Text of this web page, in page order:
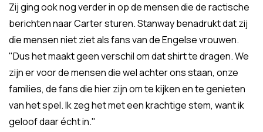
Zij ging ook nog verder in op de mensen die de ractische
berichten naar Carter sturen. Stanway benadrukt dat zij
die mensen niet ziet als fans van de Engelse vrouwen.
"Dus het maakt geen verschil om dat shirt te dragen. We
zijn er voor de mensen die wel achter ons staan, onze
families, de fans die hier zijn om te kijken en te genieten
van het spel. Ik zeg het met een krachtige stem, want ik
geloof daar écht in."